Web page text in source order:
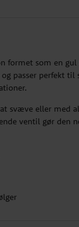
formet som en
passer perfekt
svæve eller med
ventil gør den